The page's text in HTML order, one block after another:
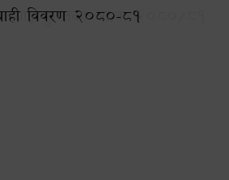
विवरण 2080-81